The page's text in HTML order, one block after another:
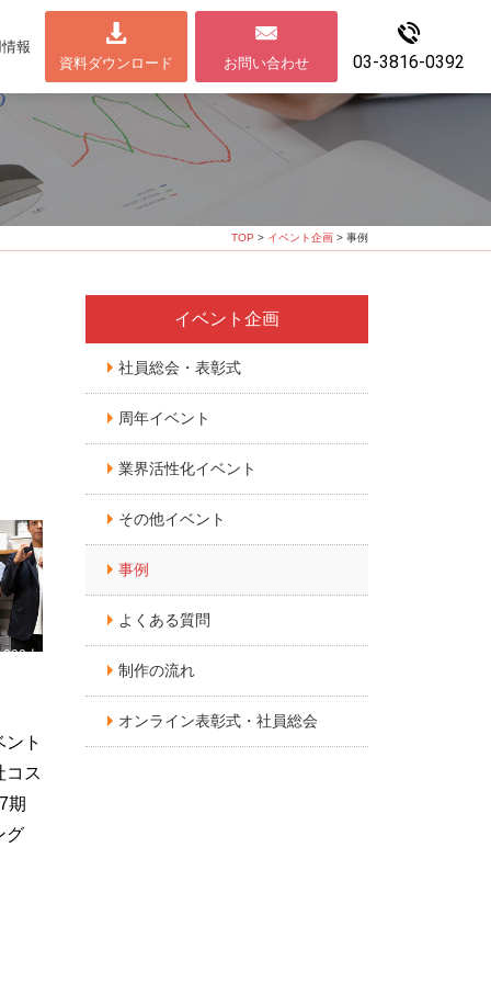
報
資料ダウンロード
お問い合わせ 03-3816-0392
TOP > イベント企画 > 事例
人
ト
コス
期
グ
イベント企画
社員総会・表彰式
周年イベント
業界活性化イベント
その他イベント
事例
よくある質問
制作の流れ
オンライン表彰式・社員総会